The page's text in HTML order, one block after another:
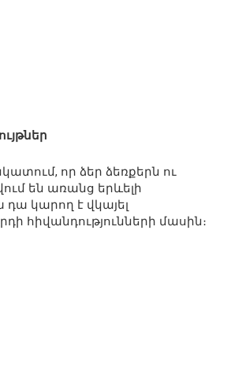
որ ձեր ձեռքերն ու
են առանց երևելի
կարող է վկայել
հիվանդությունների մասին։